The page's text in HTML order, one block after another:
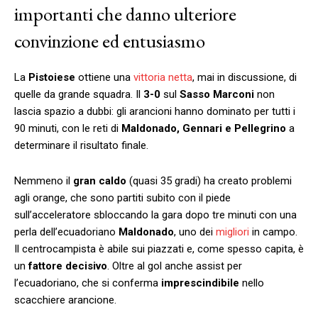
importanti che danno ulteriore
convinzione ed entusiasmo
La Pistoiese ottiene una vittoria netta, mai in discussione, di
quelle da grande squadra. Il 3-0 sul Sasso Marconi non
lascia spazio a dubbi: gli arancioni hanno dominato per tutti i
90 minuti, con le reti di Maldonado, Gennari e Pellegrino a
determinare il risultato finale.
Nemmeno il gran caldo (quasi 35 gradi) ha creato problemi
agli orange, che sono partiti subito con il piede
sull’acceleratore sbloccando la gara dopo tre minuti con una
perla dell’ecuadoriano Maldonado, uno dei migliori in campo.
Il centrocampista è abile sui piazzati e, come spesso capita, è
unfattore decisivo. Oltre al gol anche assist per
l’ecuadoriano, che si conferma imprescindibile nello
scacchiere arancione.